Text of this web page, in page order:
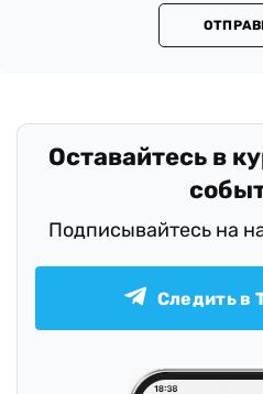
Оставайтесь в
Подписывайтесь на
Следить в